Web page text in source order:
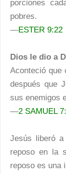
porciones
pobres.
—ESTER 9:22
Dios le dio a
Aconteció que
después que
sus enemigos
—2 SAMUEL
Jesús liberó
reposo en la
reposo es una